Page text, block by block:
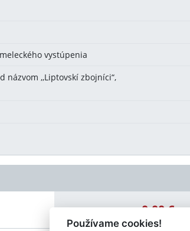
vystúpenia
názvom ,,Liptovskí zbojníci“,
Celková čiastka: 0,00 €
Používame cookies!